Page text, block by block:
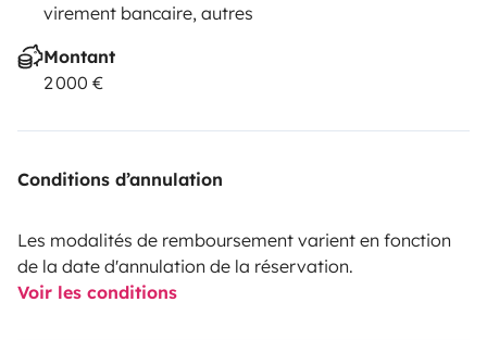
virement bancaire, autres
Montant
2 000 €
Conditions d’annulation
Les modalités de remboursement varient en fonction
de la date d'annulation de la réservation.
Voir les conditions